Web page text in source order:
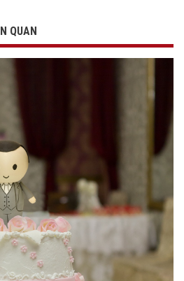
QUAN